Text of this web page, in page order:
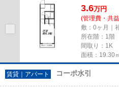
3.6万円
(管理費・共
敷：0ヶ月｜
所在階：1階
間取り：1K
面積：19.30
賃貸｜アパート コーポ水引